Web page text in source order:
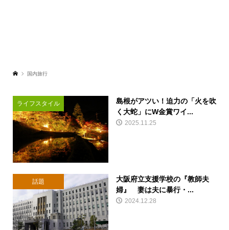
国内旅行
ライフスタイル
島根がアツい！迫力の「火を吹
く大蛇」にW金賞ワイ...
2025.11.25
話題
大阪府立支援学校の『教師夫
婦』 妻は夫に暴行・...
2024.12.28